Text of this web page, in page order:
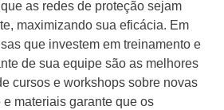
as redes de proteção sejam
maximizando sua eficácia. Em
que investem em treinamento e
de sua equipe são as melhores
cursos e workshops sobre novas
materiais garante que os